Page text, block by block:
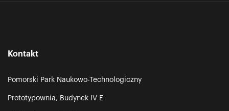
Kontakt
Pomorski Park Naukowo-Technologiczny
Prototypownia, Budynek IV E